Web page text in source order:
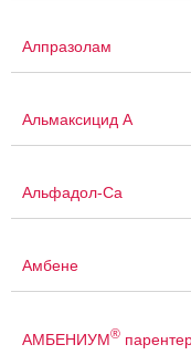
Алпразолам
Альмаксицид А
Альфадол-Са
Амбене
АМБЕНИУМ®